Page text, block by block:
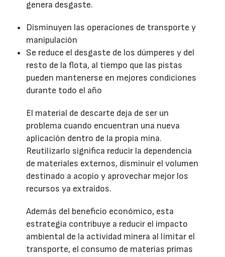
genera desgaste.
Disminuyen las operaciones de transporte y
manipulación
Se reduce el desgaste de los dúmperes y del
resto de la flota, al tiempo que las pistas
pueden mantenerse en mejores condiciones
durante todo el año
El material de descarte deja de ser un
problema cuando encuentran una nueva
aplicación dentro de la propia mina.
Reutilizarlo significa reducir la dependencia
de materiales externos, disminuir el volumen
destinado a acopio y aprovechar mejor los
recursos ya extraídos.
Además del beneficio económico, esta
estrategia contribuye a reducir el impacto
ambiental de la actividad minera al limitar el
transporte, el consumo de materias primas